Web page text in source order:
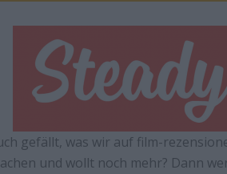
gefällt, was wir auf film-
und wollt noch mehr? Dann